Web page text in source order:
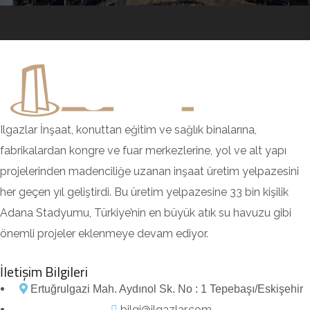
TEİ B1200 Yeni İmalat Binası
DEVAM EDEN PROJELER
Sakarya İl Emniyet Müdürlüğü
DEVAM EDEN PROJELER
Ilgazlar İnşaat, konuttan eğitim ve sağlık binalarına,
fabrikalardan kongre ve fuar merkezlerine, yol ve alt yapı
projelerinden madenciliğe uzanan inşaat üretim yelpazesini
her geçen yıl geliştirdi. Bu üretim yelpazesine 33 bin kişilik
Adana Stadyumu, Türkiye’nin en büyük atık su havuzu gibi
önemli projeler eklenmeye devam ediyor.
İletişim Bilgileri
Ertuğrulgazi Mah. Aydınol Sk. No : 1 Tepebaşı/Eskişehir